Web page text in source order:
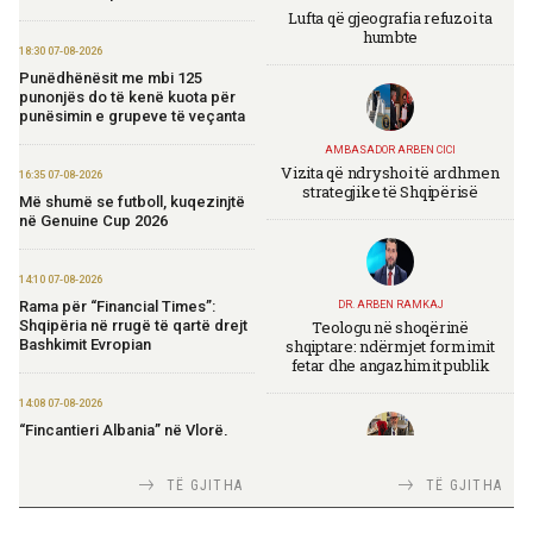
18:30 07-08-2026
Punëdhënësit me mbi 125
punonjës do të kenë kuota për
punësimin e grupeve të veçanta
16:35 07-08-2026
Më shumë se futboll, kuqezinjtë
në Genuine Cup 2026
14:10 07-08-2026
Rama për “Financial Times”:
Shqipëria në rrugë të qartë drejt
Bashkimit Evropian
14:08 07-08-2026
“Fincantieri Albania” në Vlorë,
praktikat më të mira
TË GJITHA
Lufta që gjeografia refuzoi ta
humbte
AMBASADOR ARBEN CICI
Vizita që ndryshoi të ardhmen
strategjike të Shqipërisë
DR. ARBEN RAMKAJ
Teologu në shoqërinë
shqiptare: ndërmjet formimit
fetar dhe angazhimit publik
TIRANA DIPLOMATTË GJITHA